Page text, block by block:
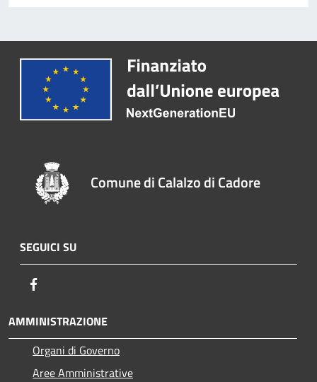
Comune di Calalzo di Cadore
SEGUICI SU
AMMINISTRAZIONE
Organi di Governo
Aree Amministrative